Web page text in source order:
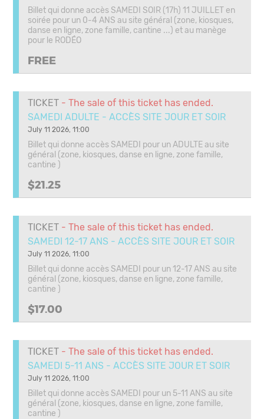
Billet qui donne accès SAMEDI SOIR (17h) 11 JUILLET en
soirée pour un 0-4 ANS au site général (zone, kiosques,
danse en ligne, zone famille, cantine ...) et au manège
pour le RODÉO
FREE
TICKET - The sale of this ticket has ended.
SAMEDI ADULTE - ACCÈS SITE JOUR ET SOIR
July 11 2026, 11:00
Billet qui donne accès SAMEDI pour un ADULTE au site
général (zone, kiosques, danse en ligne, zone famille,
cantine )
$21.25
TICKET - The sale of this ticket has ended.
SAMEDI 12-17 ANS - ACCÈS SITE JOUR ET SOIR
July 11 2026, 11:00
Billet qui donne accès SAMEDI pour un 12-17 ANS au site
général (zone, kiosques, danse en ligne, zone famille,
cantine )
$17.00
TICKET - The sale of this ticket has ended.
SAMEDI 5-11 ANS - ACCÈS SITE JOUR ET SOIR
July 11 2026, 11:00
Billet qui donne accès SAMEDI pour un 5-11 ANS au site
général (zone, kiosques, danse en ligne, zone famille,
cantine )